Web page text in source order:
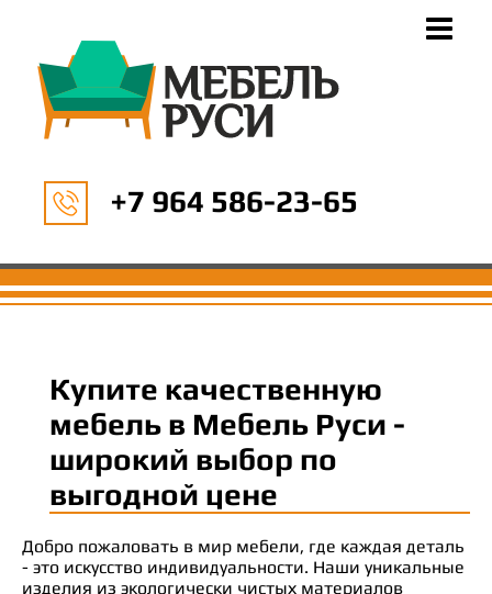
+7 964 586-23-65
Купите качественную
мебель в Мебель Руси -
широкий выбор по
выгодной цене
Добро пожаловать в мир мебели, где каждая деталь
- это искусство индивидуальности. Наши уникальные
изделия из экологически чистых материалов